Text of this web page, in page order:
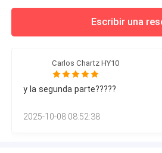
Escribir una
Carlos Chartz HY10
y la segunda parte?????
2025-10-08 08:52:38